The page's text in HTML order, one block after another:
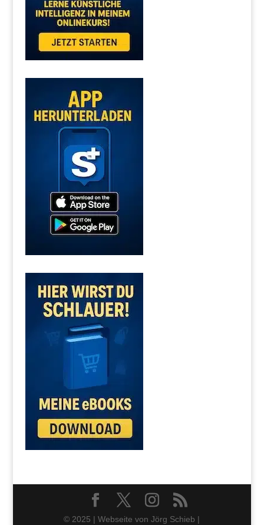
© 2025 | Webseite von Jörg Schieb |